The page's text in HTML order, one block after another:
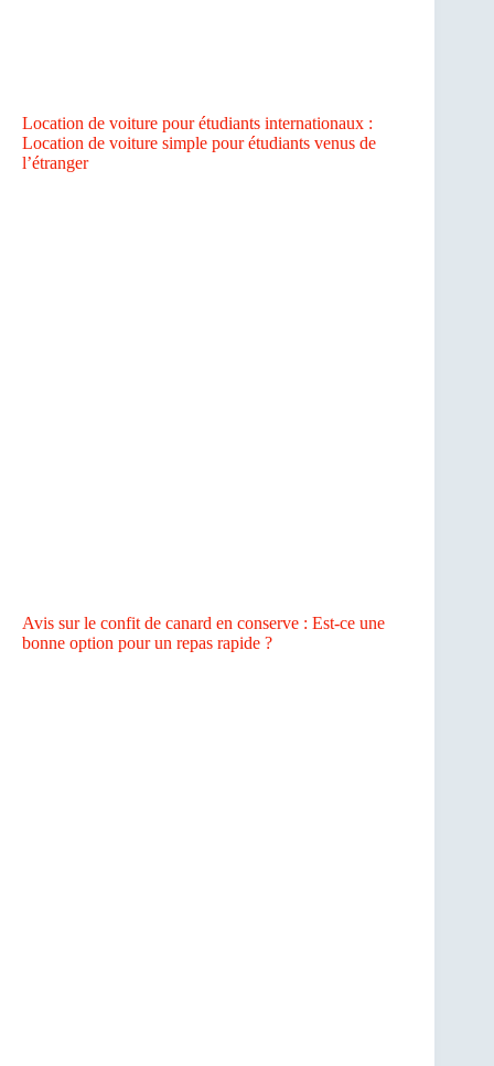
Location de voiture pour étudiants internationaux :
Location de voiture simple pour étudiants venus de
l’étranger
Avis sur le confit de canard en conserve : Est-ce une
bonne option pour un repas rapide ?